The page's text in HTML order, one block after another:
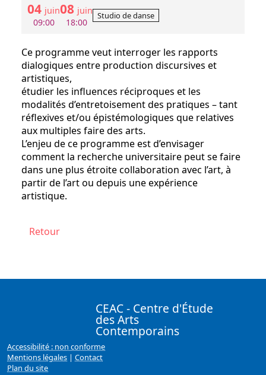
04 juin
09:00
08 juin
18:00
Studio de danse
Ce programme veut interroger les rapports
dialogiques entre production discursives et
artistiques,
étudier les influences réciproques et les
modalités d’entretoisement des pratiques – tant
réflexives et/ou épistémologiques que relatives
aux multiples faire des arts.
L’enjeu de ce programme est d’envisager
comment la recherche universitaire peut se faire
dans une plus étroite collaboration avec l’art, à
partir de l’art ou depuis une expérience
artistique.
Retour
CEAC - Centre d'Étude
des Arts
Contemporains
Accessibilité : non conforme
Mentions légales | Contact
Plan du site